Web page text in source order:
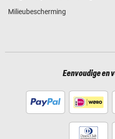
Milieubescherming
Eenvoudige en